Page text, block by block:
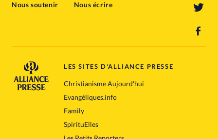
Nous soutenir Nous écrire
LES SITES D'ALLIANCE PRESSE
Christianisme Aujourd'hui
Evangéliques.info
Family
SpirituElles